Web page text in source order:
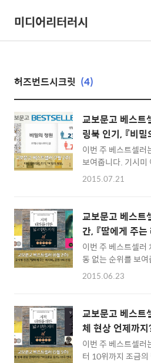
미디어리터러시
허즈번드시크릿 (4)
교보문고 베스트
링북 인기, 『비밀
이번 주 베스트셀러
보여줍니다. 기시미
가 독주를 이어가며
이며 종합 2, 3위에
점가에 컬러링북 열
드의 『비밀의 정원
니다. 인기 드라마
것으로 보입니다.
에서도 인기를 끌며
낄 수 있습니다. 색
어디에서든 시작할
신만의 창의적이고
2015.07.21
교보문고 베스트
간, 『딸에게 주
이번 주 베스트셀러
동 없는 순위를 보
『미움받을 용기』와
는 남자』는 약 2계
니다. 반면 신영복 작
마유의 『7번 읽기 공
보이며 각각 종합 4
공지영 작가의 신간
2015.06.23
교보문고 베스트
체 현상 언제까지
이번 주 베스트셀러
터 10위까지 조금